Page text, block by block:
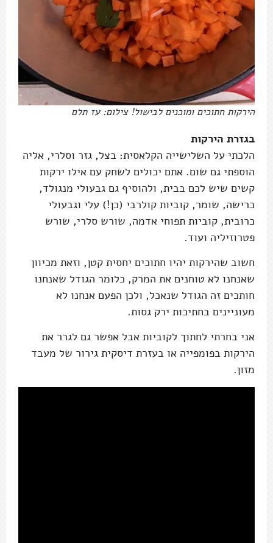
הירקות חתוכים ומוכנים לבישול! צילום: עז תלם
בגזרת הירקות
הלכתי על השלישייה הקלאסית: בצל, גזר וסלרי, אליה
הוספתי גם שום. אתם יכולים לשחק עם אילו ירקות
קשים שיש לכם בבית, ולהוסיף גם גבעולי מנגולד,
כרישה, שומר, קוביות קולרבי (כן!) עלי וגבעולי
כרובית, קוביות תפוחי אדמה, שורש סלרי, שורש
פטרוזיליה ועוד.
חשוב שהירקות יהיו חתוכים יחסית קטן, וזאת מכיוון
שאנחנו לא טוחנים את המרק, כלומר הגודל שאנחנו
חותכים זה הגודל שנאכל, ולכן הפעם אנחנו לא
מעוניינים בחתיכות ירק גסות.
אני בחרתי לחתוך לקוביות אבל אפשר גם לגרר את
הירקות בפומפייה או בעזרת דיסקית גירור של מעבד
מזון.